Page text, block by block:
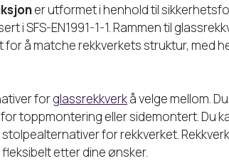
er utformet i henhold til
i SFS-EN1991-1-1. Rammen til
å matche rekkverkets struktur, med
forglassrekkverkå velge mellom.
toppmontering eller sidemontert. Du
for rekkverket.
etter dine ønsker.